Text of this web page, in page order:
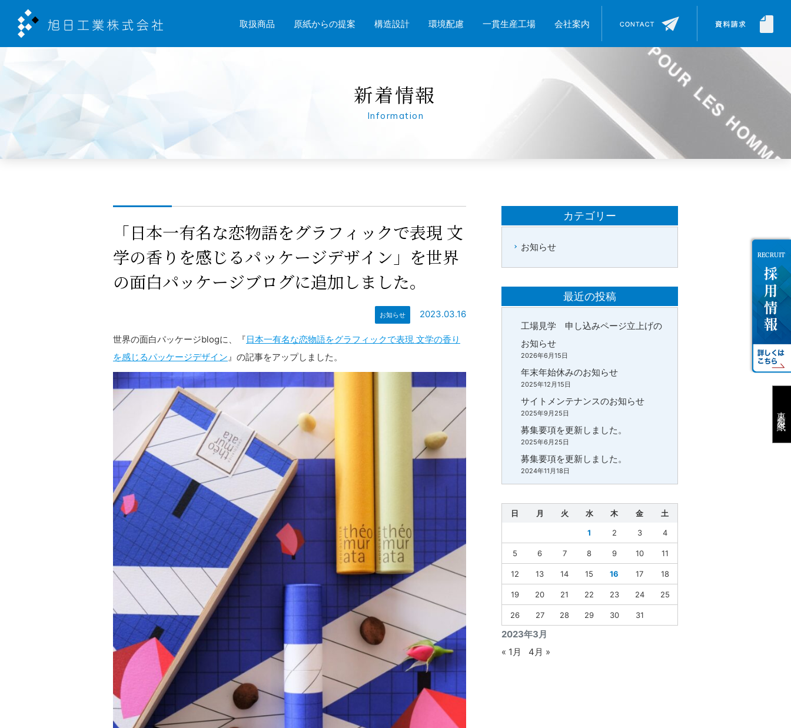
取扱商品 原紙からの提案 構造設計 環境配慮 一貫生産工場 会社案内
東京製紙
新着情報
Information
「日本一有名な恋物語をグラフィックで表現 文
学の香りを感じるパッケージデザイン」を世界
の面白パッケージブログに追加しました。
お知らせ 2023.03.16
世界の面白パッケージblogに、『日本一有名な恋物語をグラフィックで表現 文学の香り
を感じるパッケージデザイン』の記事をアップしました。
カテゴリー
お知らせ
最近の投稿
工場見学 申し込みページ立上げの
お知らせ
2026年6月15日
年末年始休みのお知らせ
2025年12月15日
サイトメンテナンスのお知らせ
2025年9月25日
募集要項を更新しました。
2025年6月25日
募集要項を更新しました。
2024年11月18日
2023年3月
日 月 火 水 木 金 土
1 2 3 4
5 6 7 8 9 10 11
12 13 14 15 16 17 18
19 20 21 22 23 24 25
26 27 28 29 30 31
« 1月 4月 »